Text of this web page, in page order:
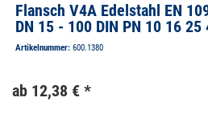
Flansch V4A Edelstahl EN
DN 15 - 100 DIN PN 10 16 25
Artikelnummer: 600.1380
ab 12,38 € *